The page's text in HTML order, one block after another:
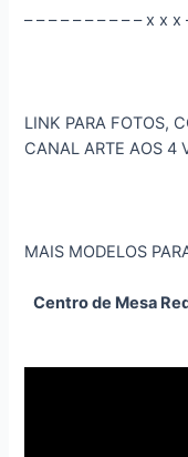
– – – – – – – – – – x x x
LINK PARA FOTOS,
CANAL ARTE AOS 4
MAIS MODELOS
Centro de Mesa